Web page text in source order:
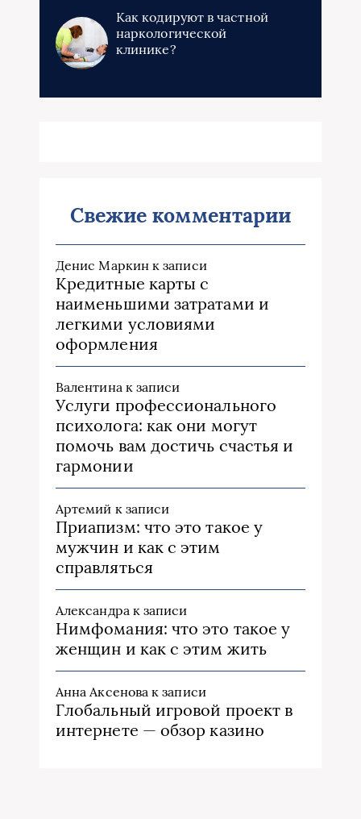
Как кодируют в частной
наркологической
клинике?
Свежие комментарии
Денис Маркинк записи
Кредитные карты с
наименьшими затратами и
легкими условиями
оформления
Валентинак записи
Услуги профессионального
психолога: как они могут
помочь вам достичь счастья и
гармонии
Артемий к записи
Приапизм: что это такое у
мужчин и как с этим
справляться
Александрак записи
Нимфомания: что это такое у
женщин и как с этим жить
Анна Аксенова к записи
Глобальный игровой проект в
интернете — обзор казино